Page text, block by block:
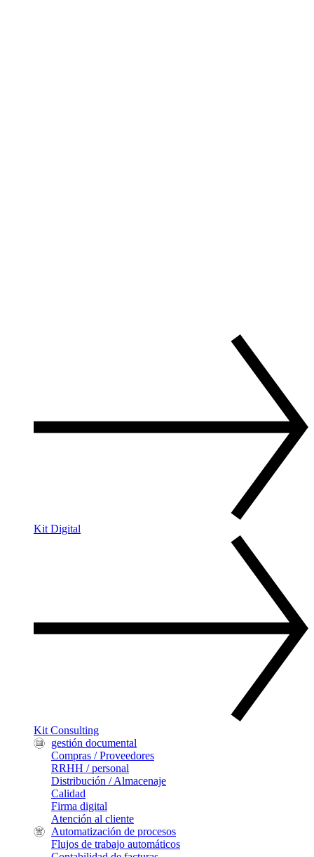
Kit Digital
Kit Consulting
gestión documental
Compras / Proveedores
RRHH / personal
Distribución / Almacenaje
Calidad
Firma digital
Atención al cliente
Automatización de procesos
Flujos de trabajo automáticos